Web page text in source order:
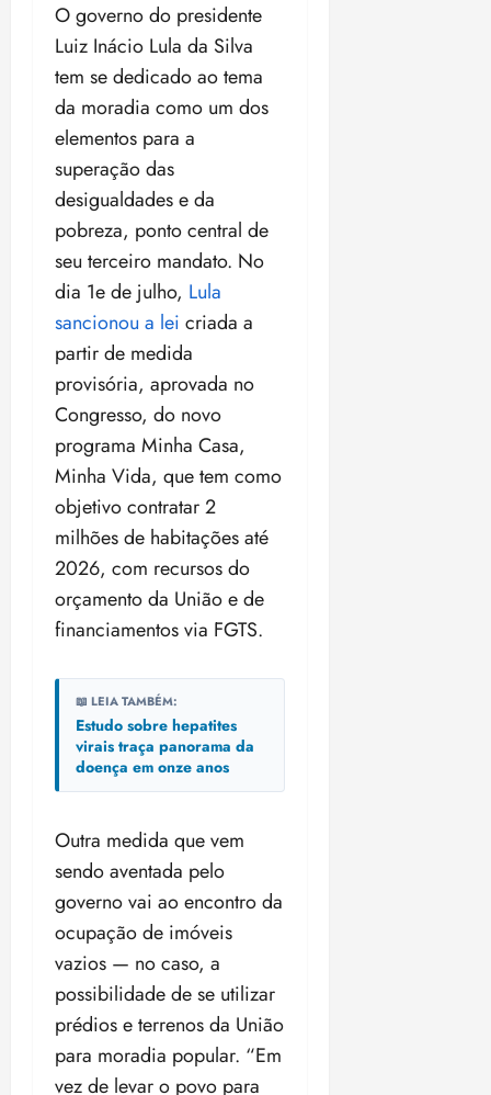
O governo do presidente
Luiz Inácio Lula da Silva
tem se dedicado ao tema
da moradia como um dos
elementos para a
superação das
desigualdades e da
pobreza, ponto central de
seu terceiro mandato. No
dia 1e de julho, Lula
sancionou a lei criada a
partir de medida
provisória, aprovada no
Congresso, do novo
programa Minha Casa,
Minha Vida, que tem como
objetivo contratar 2
milhões de habitações até
2026, com recursos do
orçamento da União e de
financiamentos via FGTS.
📖 LEIA TAMBÉM:
Estudo sobre hepatites
virais traça panorama da
doença em onze anos
Outra medida que vem
sendo aventada pelo
governo vai ao encontro da
ocupação de imóveis
vazios — no caso, a
possibilidade de se utilizar
prédios e terrenos da União
para moradia popular. “Em
vez de levar o povo para